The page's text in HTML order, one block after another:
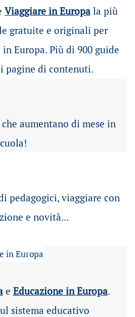
Viaggiare in Europala più
gratuite e originali per
Europa. Più di 900 guide
pagine di contenuti.
aumentano di mese in
pedagogici, viaggiare con
e novità...
e Educazione in Europa.
sistema educativo